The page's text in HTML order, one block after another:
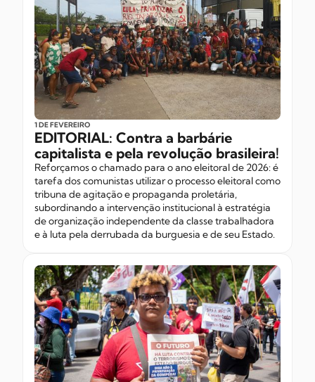
1 DE FEVEREIRO
EDITORIAL: Contra a barbárie
capitalista e pela revolução brasileira!
Reforçamos o chamado para o ano eleitoral de 2026: é
tarefa dos comunistas utilizar o processo eleitoral como
tribuna de agitação e propaganda proletária,
subordinando a intervenção institucional à estratégia
de organização independente da classe trabalhadora
e à luta pela derrubada da burguesia e de seu Estado.